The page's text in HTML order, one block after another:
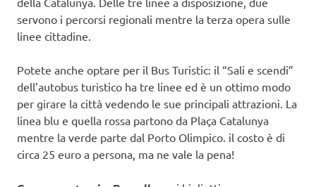
servono i percorsi regionali mentre la terza opera sulle
linee cittadine.
Potete anche optare per il Bus Turistic: il “Sali e scendi”
dell’autobus turistico ha tre linee ed è un ottimo modo
per girare la città vedendo le sue principali attrazioni. La
linea blu e quella rossa partono da Plaça Catalunya
mentre la verde parte dal Porto Olimpico. il costo è di
circa 25 euro a persona, ma ne vale la pena!